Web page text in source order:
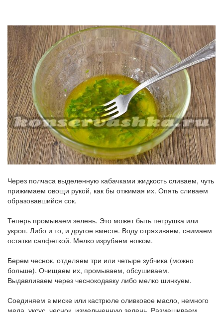
Через полчаса выделенную кабачками жидкость сливаем, чуть
прижимаем овощи рукой, как бы отжимая их. Опять сливаем
образовавшийся сок.
Теперь промываем зелень. Это может быть петрушка или
укроп. Либо и то, и другое вместе. Воду отряхиваем, снимаем
остатки салфеткой. Мелко изрубаем ножом.
Берем чеснок, отделяем три или четыре зубчика (можно
больше). Очищаем их, промываем, обсушиваем.
Выдавливаем через чеснокодавку либо мелко шинкуем.
Соединяем в миске или кастрюле оливковое масло, немного
меда, уксус, чеснок, измельченную зелень. Размешиваем